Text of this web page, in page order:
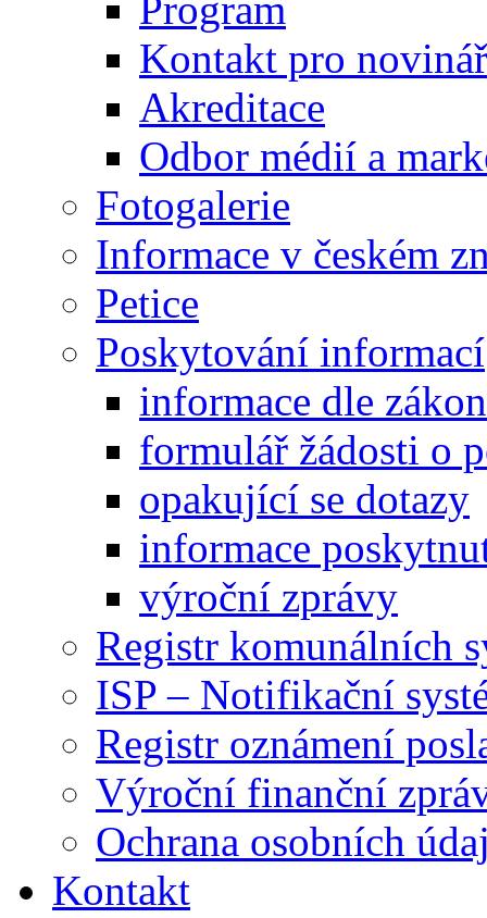
Kontakt pro
Akreditace
Odbor médií a
Fotogalerie
Informace v českém
Petice
Poskytování informací
informace dle
formulář žádosti o
opakující se dotazy
informace
výroční zprávy
Registr komunálních
ISP – Notifikační
Registr oznámení
Výroční finanční
Ochrana osobních
Kontakt